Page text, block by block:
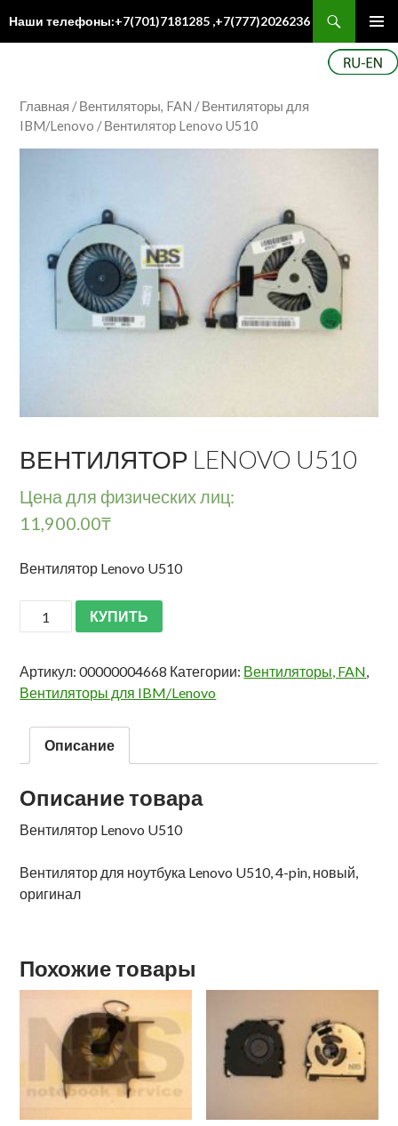
Наши телефоны:+7(701)7181285 ,+7(777)2026236
Главная /Вентиляторы, FAN /Вентиляторы для
IBM/Lenovo / Вентилятор Lenovo U510
ВЕНТИЛЯТОР LENOVO U510
Цена для физических лиц:
11,900.00₸
Вентилятор Lenovo U510
КУПИТЬ
Артикул:00000004668 Категории: Вентиляторы, FAN,
Вентиляторы для IBM/Lenovo
Описание
Описание товара
Вентилятор Lenovo U510
Вентилятор для ноутбука Lenovo U510, 4-pin, новый,
оригинал
Похожие товары